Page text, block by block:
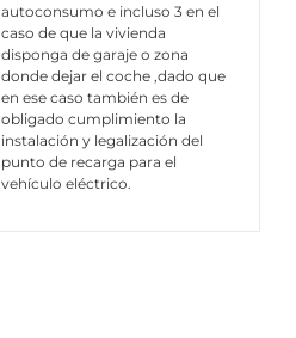
autoconsumo e incluso 3 en el
caso de que la vivienda
disponga de garaje o zona
donde dejar el coche ,dado que
en ese caso también es de
obligado cumplimiento la
instalación y legalización del
punto de recarga para el
vehículo eléctrico.